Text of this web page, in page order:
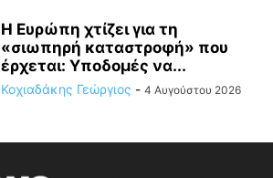
Η Ευρώπη χτίζει για τη
«σιωπηρή καταστροφή» που
έρχεται: Υποδομές να...
Κοχιαδάκης Γεώργιος - 4 Αυγούστου 2026